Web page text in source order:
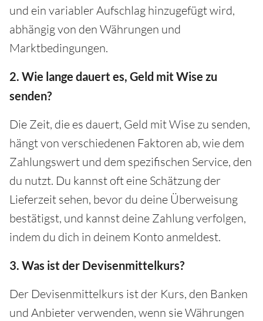
und ein variabler Aufschlag hinzugefügt wird,
abhängig von den Währungen und
Marktbedingungen.
2. Wie lange dauert es, Geld mit Wise zu
senden?
Die Zeit, die es dauert, Geld mit Wise zu senden,
hängt von verschiedenen Faktoren ab, wie dem
Zahlungswert und dem spezifischen Service, den
du nutzt. Du kannst oft eine Schätzung der
Lieferzeit sehen, bevor du deine Überweisung
bestätigst, und kannst deine Zahlung verfolgen,
indem du dich in deinem Konto anmeldest.
3. Was ist der Devisenmittelkurs?
Der Devisenmittelkurs ist der Kurs, den Banken
und Anbieter verwenden, wenn sie Währungen